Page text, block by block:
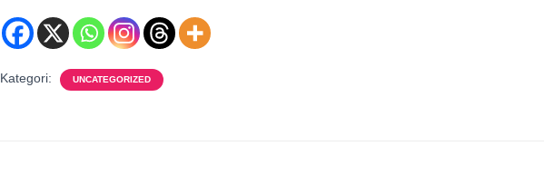
Kategori: UNCATEGORIZED